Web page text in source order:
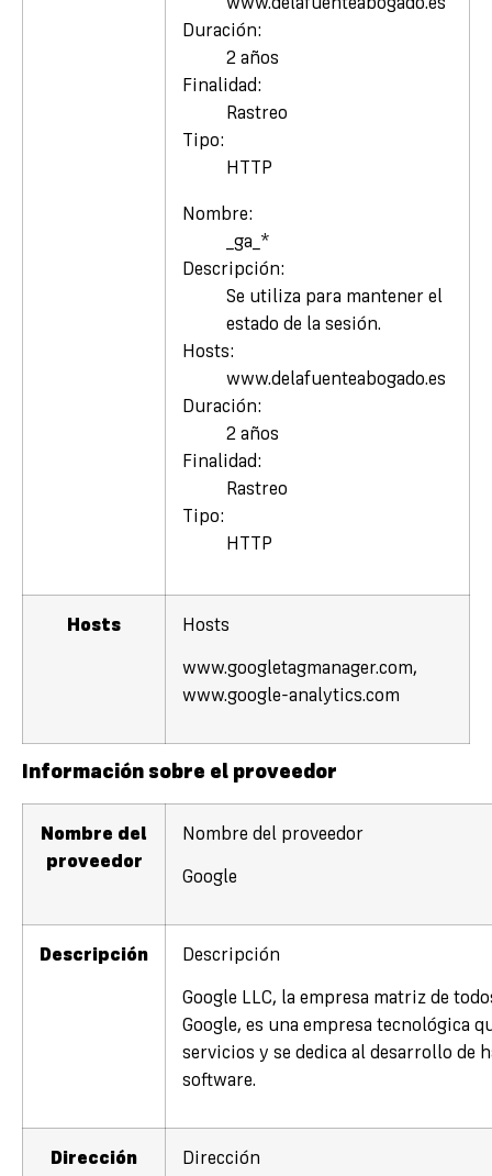
www.delafuenteabogado.es
Duración:
2 años
Finalidad:
Rastreo
Tipo:
HTTP
Nombre:
_ga_*
Descripción:
Se utiliza para mantener el
estado de la sesión.
Hosts:
www.delafuenteabogado.es
Duración:
2 años
Finalidad:
Rastreo
Tipo:
HTTP
Hosts Hosts
www.googletagmanager.com,
www.google-analytics.com
Información sobre el proveedor
Nombre del
proveedor
Nombre del proveedor
Google
Descripción Descripción
Google LLC, la empresa matriz de
Google, es una empresa tecnológica
servicios y se dedica al desarrollo de
software.
Dirección Dirección